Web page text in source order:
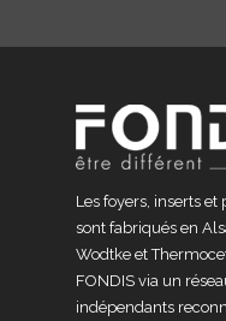
Les foyers, inserts
sont fabriqués en
Wodtke et
FONDIS via un
indépendants